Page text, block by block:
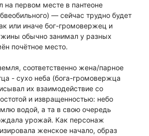
на первом месте в пантеоне
— сейчас трудно будет
или иначе бог-громовержец и
обычно занимал у разных
почётное место.
соответственно жена/парное
- сухо неба (бога-громовержца
их взаимодействие со
и извращенностью: небо
водой, а та в свою очередь
урожай. Как персонаж
женское начало, образ